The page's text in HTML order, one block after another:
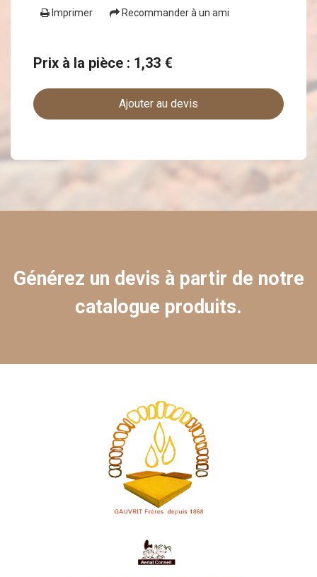
Imprimer Recommander à un ami
Prix à la pièce : 1,33 €
Ajouter au devis
Générez un devis à partir de notre
catalogue produits.